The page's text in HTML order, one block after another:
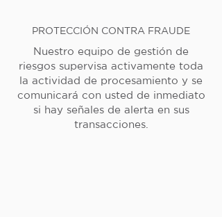
PROTECCIÓN CONTRA FRAUDE
Nuestro equipo de gestión de
riesgos supervisa activamente toda
la actividad de procesamiento y se
comunicará con usted de inmediato
si hay señales de alerta en sus
transacciones.